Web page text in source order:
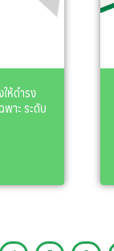
ห้ดำรง
าะ ระดับ